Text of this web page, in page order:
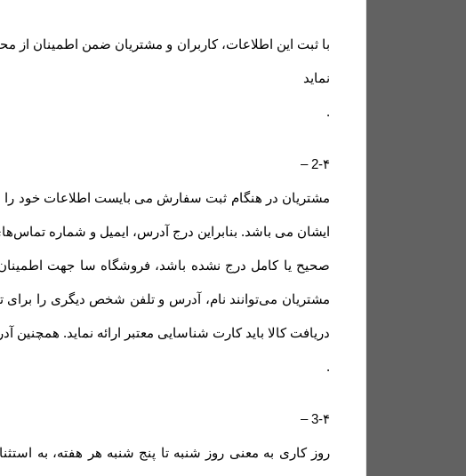
با ثبت این اطلاعات، کاربران و مشتریان ضمن اطمینان از
نماید
.
2-۴ –
مشتریان در هنگام ثبت سفارش می بایست اطلاعات خود را
ایشان می باشد. بنابراین درج آدرس، ایمیل و شماره
صحیح یا کامل درج نشده باشد، فروشگاه سا جهت
مشتریان می‌توانند نام، آدرس و تلفن شخص دیگری را
دریافت کالا باید کارت شناسایی معتبر ارائه نماید.
.
3-۴–
روز کاری به معنی روز شنبه تا پنج شنبه هر هفته، به